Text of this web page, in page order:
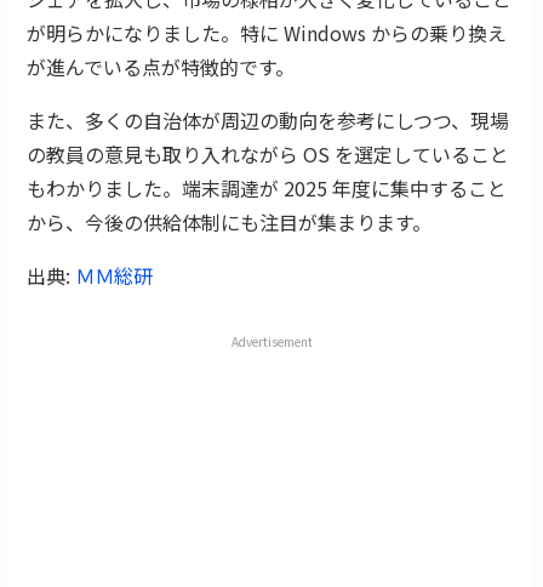
が明らかになりました。特に Windows からの乗り換え
が進んでいる点が特徴的です。
また、多くの自治体が周辺の動向を参考にしつつ、現場
の教員の意見も取り入れながら OS を選定していること
もわかりました。端末調達が 2025 年度に集中すること
から、今後の供給体制にも注目が集まります。
出典: ＭＭ総研
Advertisement